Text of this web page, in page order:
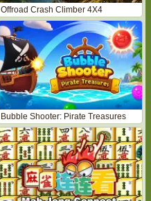
Offroad Crash Climber 4X4
Bubble Shooter: Pirate Treasures